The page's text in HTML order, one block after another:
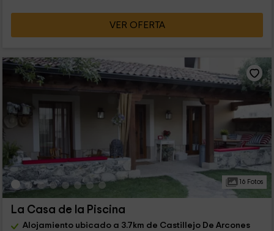
VER OFERTA
16 Fotos
La Casa de la Piscina
Alojamiento ubicado a 3.7km de Castillejo De Arcones